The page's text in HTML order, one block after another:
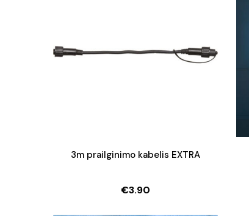
3m prailginimo kabelis EXTRA
€3.90